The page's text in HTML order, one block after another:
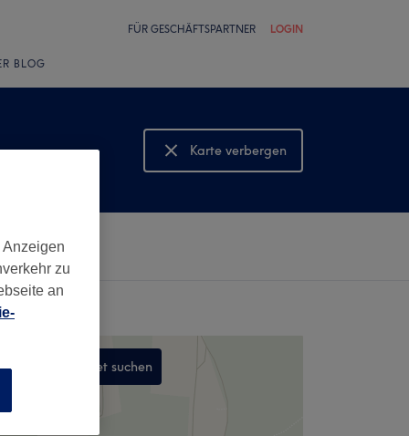
FÜR GESCHÄFTSPARTNER LOGIN
BLOG
Karte verbergen
Karte anzeigen
In diesem Gebiet suchen
zu
an